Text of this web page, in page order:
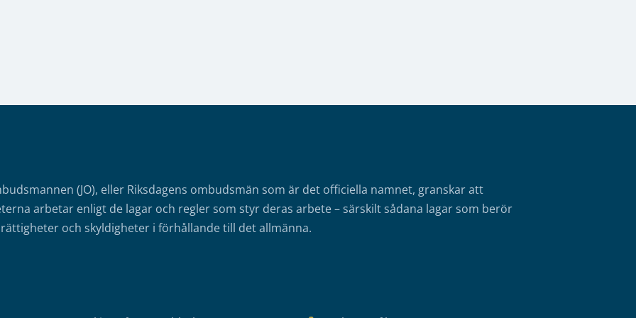
(JO), eller Riksdagens ombudsmän som är det officiella namnet, granskar att
arbetar enligt de lagar och regler som styr deras arbete – särskilt sådana lagar som berör
och skyldigheter i förhållande till det allmänna.